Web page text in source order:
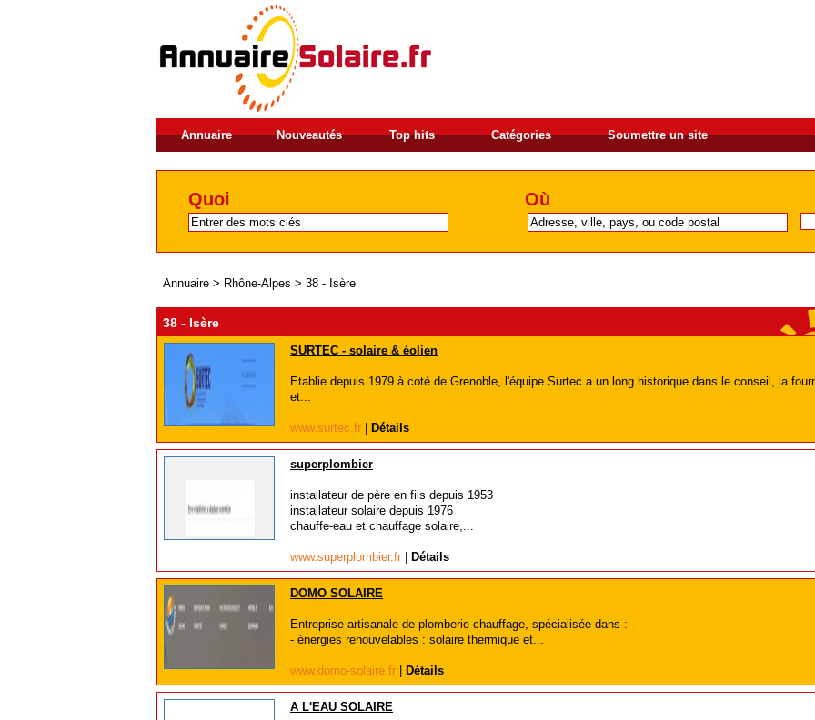
Annuaire Nouveautés Top hits Catégories Soumettre un site
Quoi Où
Annuaire > Rhône-Alpes > 38 - Isère
38 - Isère
SURTEC - solaire & éolien
Etablie depuis 1979 à coté de Grenoble, l'équipe Surtec a un long historique dans le conseil, la
et...
www.surtec.fr Détails
superplombier
installateur de père en fils depuis 1953
installateur solaire depuis 1976
chauffe-eau et chauffage solaire,...
www.superplombier.fr Détails
DOMO SOLAIRE
Entreprise artisanale de plomberie chauffage, spécialisée dans :
- énergies renouvelables : solaire thermique et...
www.domo-solaire.fr Détails
A L'EAU SOLAIRE